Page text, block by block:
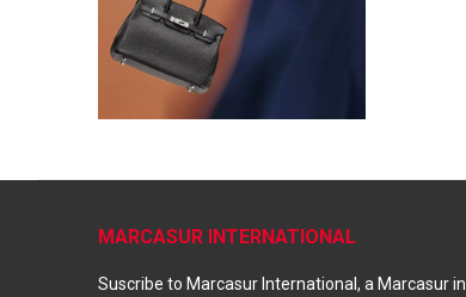
MARCASUR INTERNATIONAL
Suscribe to Marcasur International, a Marcasur in